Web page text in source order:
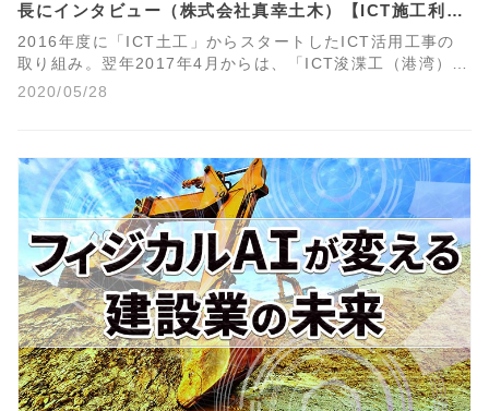
長にインタビュー（株式会社真幸土木）【ICT施工利益
化シリーズ】
2016年度に「ICT土工」からスタートしたICT活用工事の
取り組み。翌年2017年4月からは、「ICT浚渫工（港湾）」
と並び「ICT舗装工」にも工種が拡大したが、「ICT舗装
2020/05/28